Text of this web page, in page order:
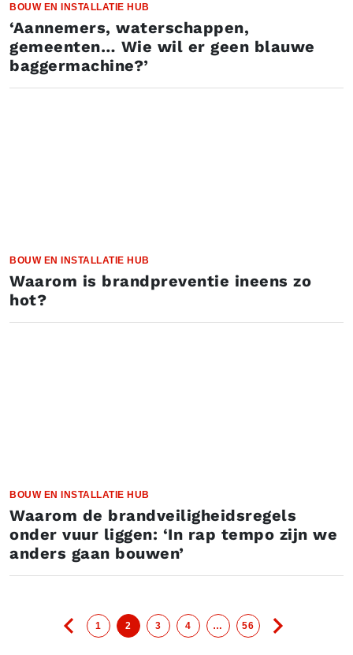
BOUW EN INSTALLATIE HUB
‘Aannemers, waterschappen,
gemeenten… Wie wil er geen blauwe
baggermachine?’
BOUW EN INSTALLATIE HUB
Waarom is brandpreventie ineens zo
hot?
BOUW EN INSTALLATIE HUB
Waarom de brandveiligheidsregels
onder vuur liggen: ‘In rap tempo zijn we
anders gaan bouwen’
1 2 3 4 … 56